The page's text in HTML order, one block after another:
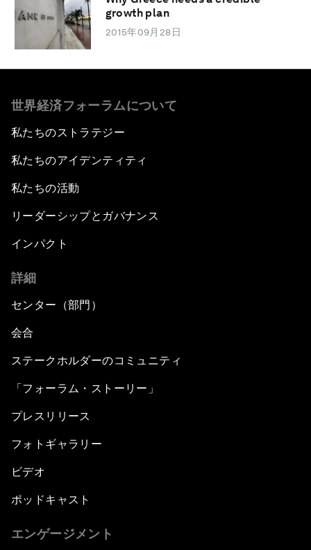
growth plan
2015年09月28日
世界経済フォーラムについて
私たちのストラテジー
私たちのアイデンティティ
私たちの活動
リーダーシップとガバナンス
インパクト
詳細
センター（部門）
会合
ステークホルダーのコミュニティ
「フォーラム・ストーリー」
プレスリリース
フォトギャラリー
ビデオ
ポッドキャスト
エンゲージメント